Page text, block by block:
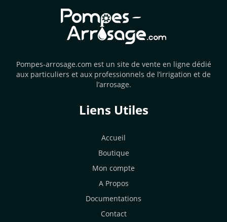
Pompes-arrosage.com est un site de vente en ligne dédié
aux particuliers et aux professionnels de l’irrigation et de
l’arrosage.
Liens Utiles
Accueil
Boutique
Mon compte
A Propos
Documentations
Contact